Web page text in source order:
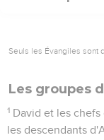
Seuls les Évangiles sont
Les groupes
1 David et les
les descendants